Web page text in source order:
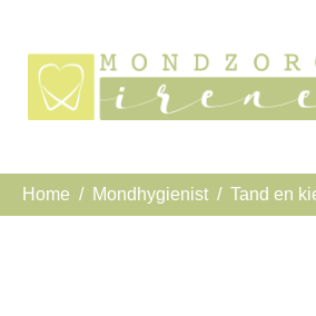
Home Mondhygienist Tand en